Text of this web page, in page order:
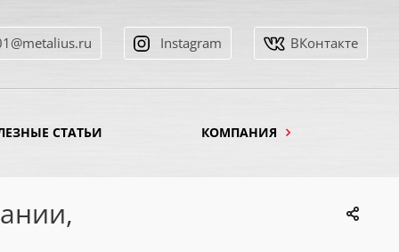
Instagram ВКонтакте
СТАТЬИ КОМПАНИЯ